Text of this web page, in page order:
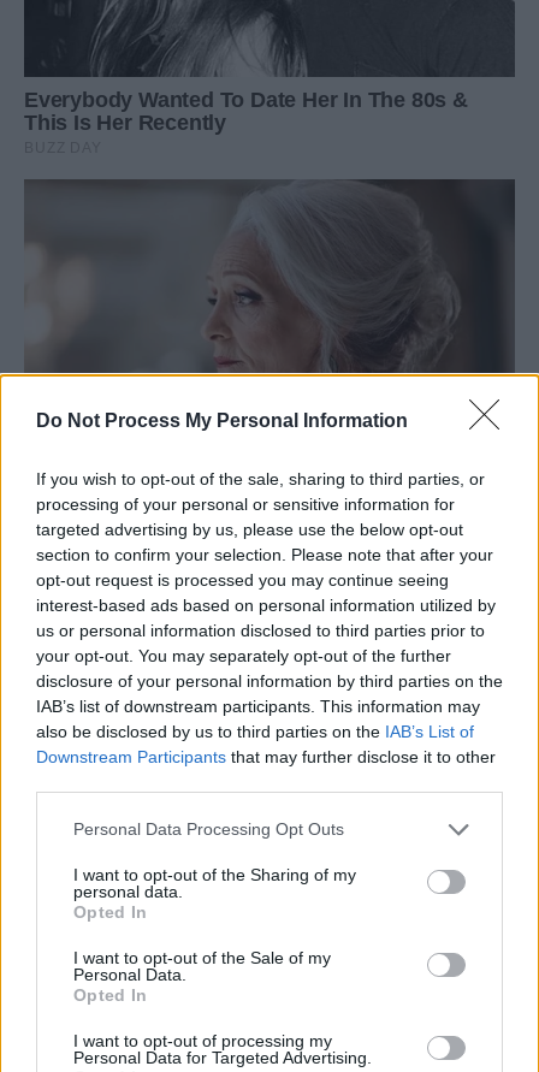
Do Not Process My Personal Information
If you wish to opt-out of the sale, sharing to third parties, or
processing of your personal or sensitive information for
targeted advertising by us, please use the below opt-out
section to confirm your selection. Please note that after your
opt-out request is processed you may continue seeing
interest-based ads based on personal information utilized by
us or personal information disclosed to third parties prior to
your opt-out. You may separately opt-out of the further
disclosure of your personal information by third parties on the
IAB’s list of downstream participants. This information may
also be disclosed by us to third parties on the IAB’s List of
Downstream Participants that may further disclose it to other
Personal Data Processing Opt Outs
I want to opt-out of the Sharing of my
personal data.
Opted In
I want to opt-out of the Sale of my
Personal Data.
Opted In
I want to opt-out of processing my
Personal Data for Targeted Advertising.